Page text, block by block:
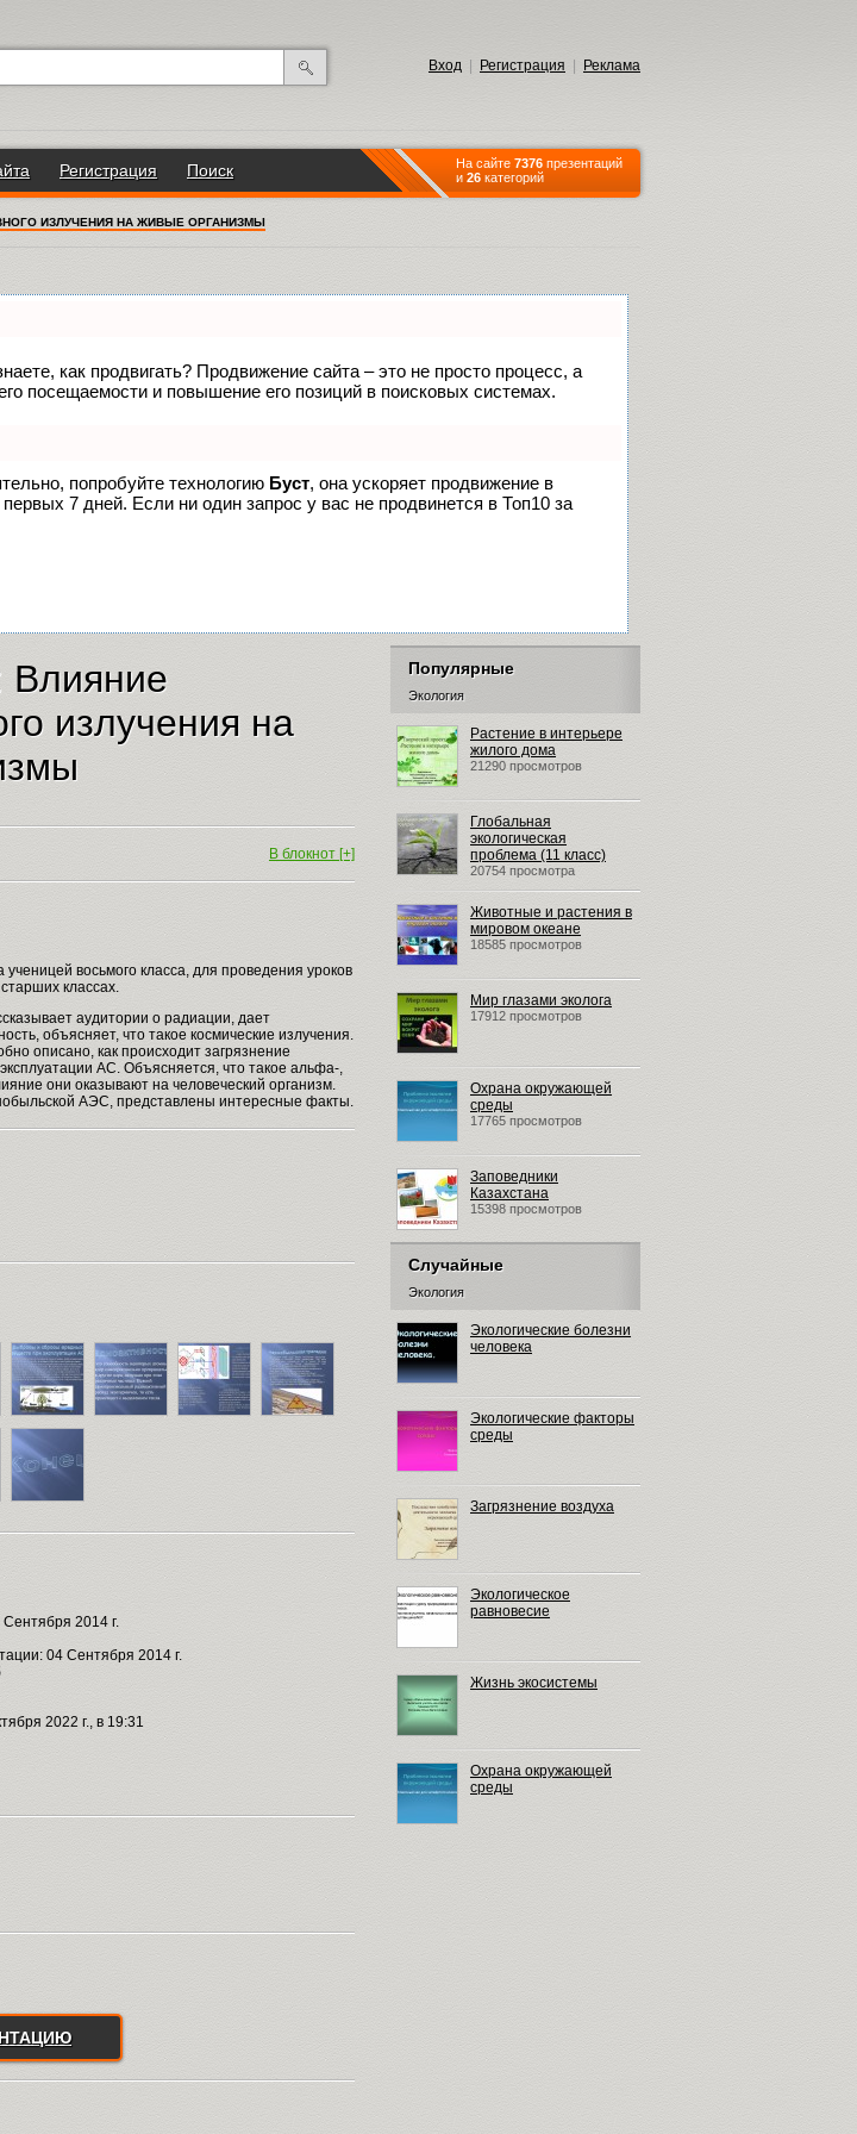
Вход Регистрация Реклама
Регистрация Поиск На сайте 7376 презентаций
и 26 категорий
ИЗЛУЧЕНИЯ НА ЖИВЫЕ ОРГАНИЗМЫ
как продвигать? Продвижение сайта – это не просто процесс, а
посещаемости и повышение его позиций в поисковых системах.
попробуйте технологию Буст, она ускоряет продвижение в
7 дней. Если ни один запрос у вас не продвинется в Топ10 за
Влияние
излучения на
В блокнот [+]
восьмого класса, для проведения уроков
классах.
аудитории о радиации, дает
объясняет, что такое космические излучения.
описано, как происходит загрязнение
АС. Объясняется, что такое альфа-,
они оказывают на человеческий организм.
АЭС, представлены интересные факты.
2014 г.
04 Сентября 2014 г.
2022 г., в 19:31
Популярные
Экология
Растение в интерьере
жилого дома
21290 просмотров
Глобальная
экологическая
проблема (11 класс)
20754 просмотра
Животные и растения в
мировом океане
18585 просмотров
Мир глазами эколога
17912 просмотров
Охрана окружающей
среды
17765 просмотров
Заповедники
Казахстана
15398 просмотров
Случайные
Экология
Экологические болезни
человека
Экологические факторы
среды
Загрязнение воздуха
Экологическое
равновесие
Жизнь экосистемы
Охрана окружающей
среды